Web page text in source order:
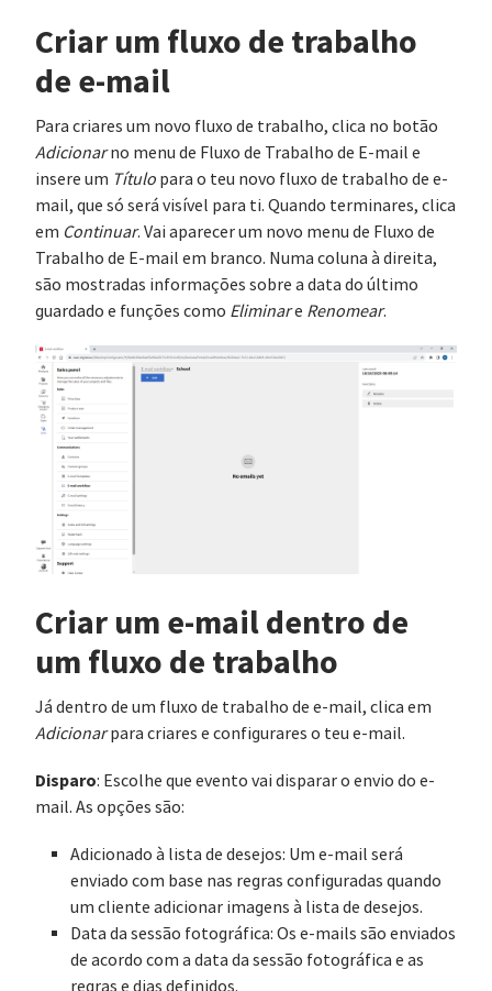
Criar um fluxo de trabalho
de e-mail
Para criares um novo fluxo de trabalho, clica no botão
Adicionarno menu de Fluxo de Trabalho de E-mail e
insere um Título para o teu novo fluxo de trabalho de e-
mail, que só será visível para ti. Quando terminares, clica
em Continuar. Vai aparecer um novo menu de Fluxo de
Trabalho de E-mail em branco. Numa coluna à direita,
são mostradas informações sobre a data do último
guardado e funções como Eliminare Renomear.
Criar um e-mail dentro de
um fluxo de trabalho
Já dentro de um fluxo de trabalho de e-mail, clica em
Adicionarpara criares e configurares o teu e-mail.
Disparo: Escolhe que evento vai disparar o envio do e-
mail. As opções são:
Adicionado à lista de desejos: Um e-mail será
enviado com base nas regras configuradas quando
um cliente adicionar imagens à lista de desejos.
Data da sessão fotográfica: Os e-mails são enviados
de acordo com a data da sessão fotográfica e as
regras e dias definidos.